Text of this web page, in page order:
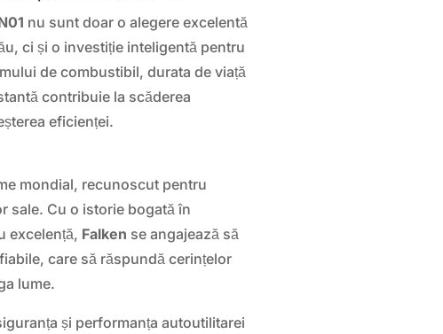
nu sunt doar o alegere excelentă
ci și o investiție inteligentă pentru
de combustibil, durata de viață
contribuie la scăderea
eficienței.
mondial, recunoscut pentru
sale. Cu o istorie bogată în
excelență, Falken se angajează să
care să răspundă cerințelor
lume.
și performanța autoutilitarei